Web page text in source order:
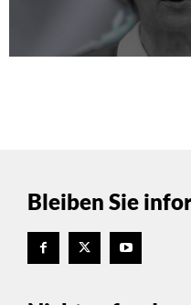
Bleiben Sie